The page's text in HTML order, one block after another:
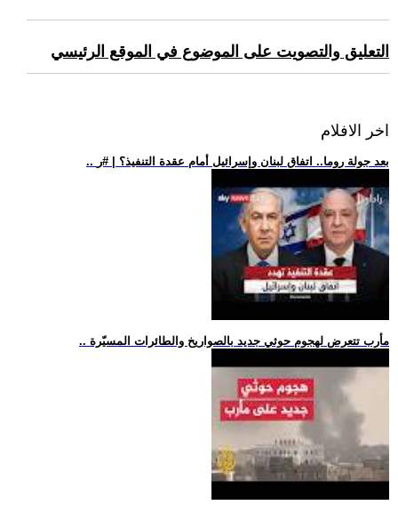
التعليق والتصويت على الموضوع في الموقع الرئيسي
اخر الافلام
.. بعد جولة روما.. اتفاق لبنان وإسرائيل أمام عقدة التنفيذ؟ | #ر
.. مأرب تتعرض لهجوم حوثي جديد بالصواريخ والطائرات المسيّرة